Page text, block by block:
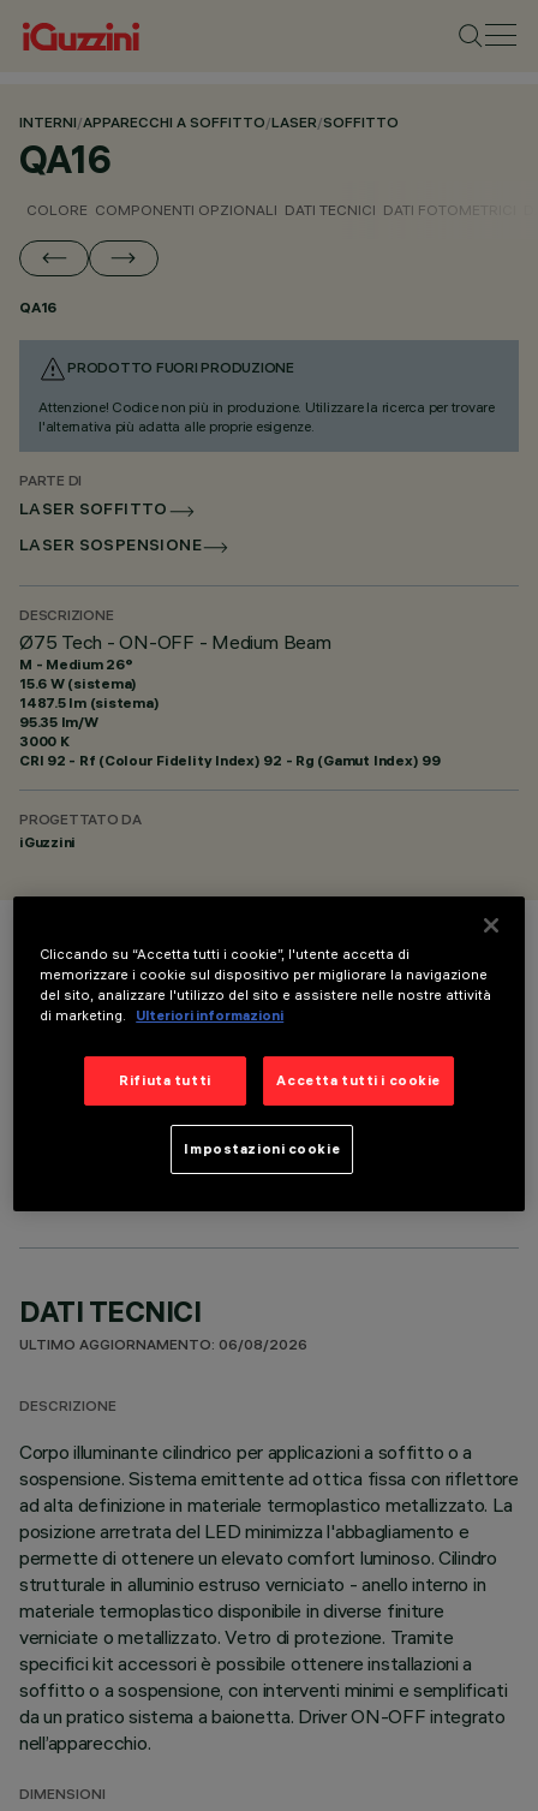
INTERNI/APPARECCHI A SOFFITTO/LASER/SOFFITTO
QA16
COLORE COMPONENTI OPZIONALI DATI TECNICI DATI FOTOMETRICI
QA16
PRODOTTO FUORI PRODUZIONE
Attenzione! Codice non più in produzione. Utilizzare la ricerca per trovare
l'alternativa più adatta alle proprie esigenze.
PARTE DI
LASER SOFFITTO
LASER SOSPENSIONE
DESCRIZIONE
Ø75 Tech - ON-OFF - Medium Beam
M - Medium 26°
15.6 W (sistema)
1487.5 lm (sistema)
95.35 lm/W
3000 K
CRI 92 - Rf (Colour Fidelity Index) 92 - Rg (Gamut Index) 99
PROGETTATO DA
iGuzzini
COLORE
COMPONENTI OPZIONALI
DATI TECNICI
ULTIMO AGGIORNAMENTO: 06/08/2026
DESCRIZIONE
Corpo illuminante cilindrico per applicazioni a soffitto o a
sospensione. Sistema emittente ad ottica fissa con riflettore
ad alta definizione in materiale termoplastico metallizzato. La
posizione arretrata del LED minimizza l'abbagliamento e
permette di ottenere un elevato comfort luminoso. Cilindro
strutturale in alluminio estruso verniciato - anello interno in
materiale termoplastico disponibile in diverse finiture
verniciate o metallizzato. Vetro di protezione. Tramite
specifici kit accessori è possibile ottenere installazioni a
soffitto o a sospensione, con interventi minimi e semplificati
da un pratico sistema a baionetta. Driver ON-OFF integrato
nell’apparecchio.
DIMENSIONI
Cliccando su “Accetta tutti i cookie”, l'utente accetta di
memorizzare i cookie sul dispositivo per migliorare la navigazione
del sito, analizzare l'utilizzo del sito e assistere nelle nostre attività
di marketing.
Ulteriori informazioni
Rifiuta tutti Accetta tutti i cookie
Impostazioni cookie